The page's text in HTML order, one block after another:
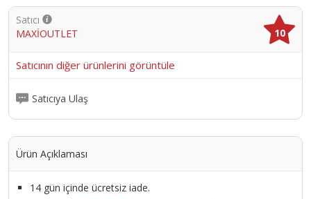
Satıcı
MAXİOUTLET
10
Satıcının diğer ürünlerini görüntüle
Satıcıya Ulaş
Ürün Açıklaması
14 gün içinde ücretsiz iade.